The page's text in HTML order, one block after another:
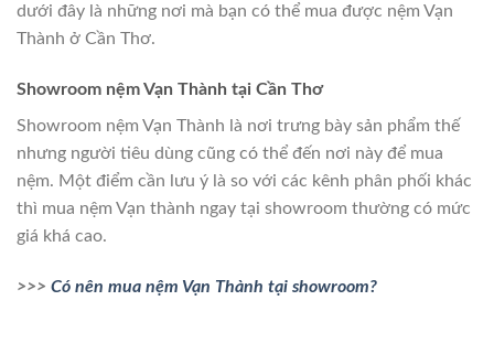
dưới đây là những nơi mà bạn có thể mua được nệm Vạn
Thành ở Cần Thơ.
Showroom nệm Vạn Thành tại Cần Thơ
Showroom nệm Vạn Thành là nơi trưng bày sản phẩm thế
nhưng người tiêu dùng cũng có thể đến nơi này để mua
nệm. Một điểm cần lưu ý là so với các kênh phân phối khác
thì mua nệm Vạn thành ngay tại showroom thường có mức
giá khá cao.
>>> Có nên mua nệm Vạn Thành tại showroom?